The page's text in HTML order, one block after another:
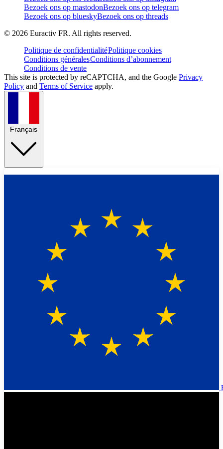
Bezoek ons op mastodonBezoek ons op telegram
Bezoek ons op blueskyBezoek ons op threads
© 2026 Euractiv FR. All rights reserved.
Politique de confidentialitéPolitique cookies
Conditions généralesConditions d’abonnement
Conditions de vente
This site is protected by reCAPTCHA, and the Google Privacy
Policy and Terms of Service apply.
Français